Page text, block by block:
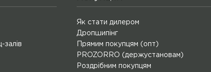
залів
Як стати дилером
Дропшипінг
Прямим покупцям (опт)
PROZORRO (держустановам)
Роздрібним покупцям